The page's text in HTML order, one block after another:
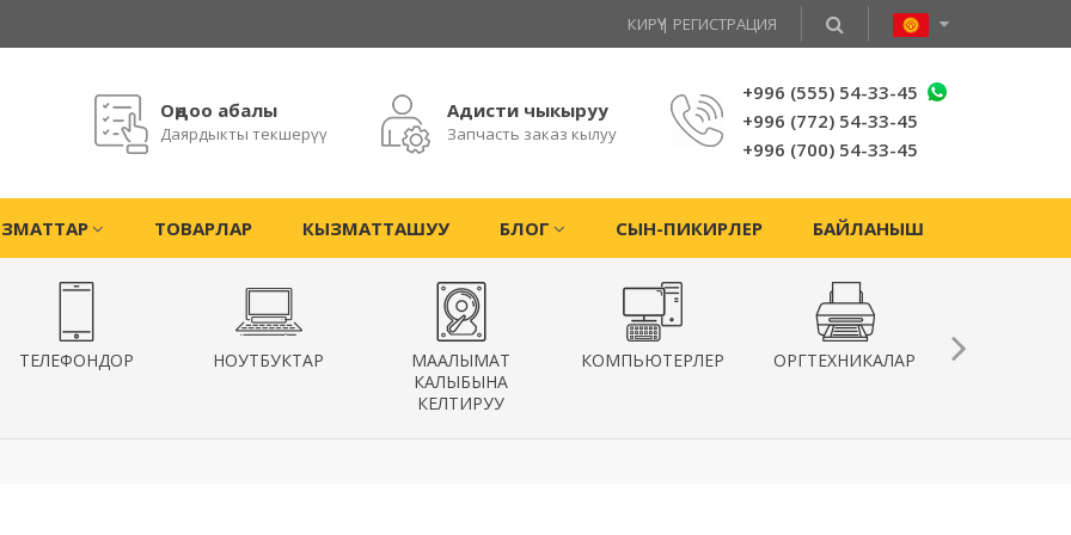
КИРҮҮ | РЕГИСТРАЦИЯ
Оңдоо абалы
Даярдыкты текшерүү
Адисти чыкыруу
Запчасть заказ кылуу
+996 (555) 54-33-45
+996 (772) 54-33-45
+996 (700) 54-33-45
ТОВАРЛАР КЫЗМАТТАШУУ БЛОГ СЫН-ПИКИРЛЕР БАЙЛАНЫШ
ТЕЛЕФОНДОР НОУТБУКТАР
МААЛЫМАТ
КАЛЫБЫНА
КЕЛТИРУУ
КОМПЬЮТЕРЛЕР ОРГТЕХНИКАЛАР